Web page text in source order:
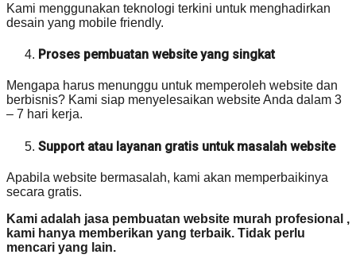
Kami menggunakan teknologi terkini untuk menghadirkan
desain yang mobile friendly.
Proses pembuatan website yang singkat
Mengapa harus menunggu untuk memperoleh website dan
berbisnis? Kami siap menyelesaikan website Anda dalam 3
– 7 hari kerja.
Support atau layanan gratis untuk masalah website
Apabila website bermasalah, kami akan memperbaikinya
secara gratis.
Kami adalah jasa pembuatan website murah profesional ,
kami hanya memberikan yang terbaik. Tidak perlu
mencari yang lain.